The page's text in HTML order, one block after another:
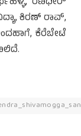
ಕಿರಣ್ ರಾವ್,
ಕೆರೆಬೇಟೆ